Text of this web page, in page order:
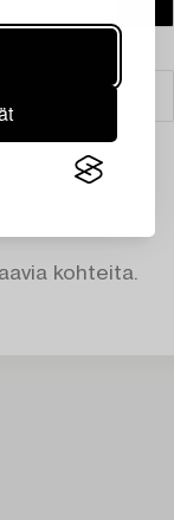
kohteita.